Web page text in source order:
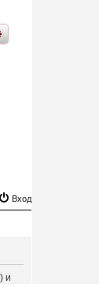
расширенный
Вход
и